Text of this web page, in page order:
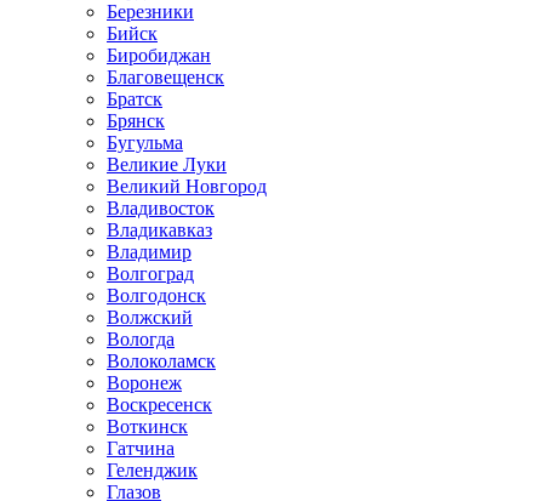
Березники
Бийск
Биробиджан
Благовещенск
Братск
Брянск
Бугульма
Великие Луки
Великий Новгород
Владивосток
Владикавказ
Владимир
Волгоград
Волгодонск
Волжский
Вологда
Волоколамск
Воронеж
Воскресенск
Воткинск
Гатчина
Геленджик
Глазов